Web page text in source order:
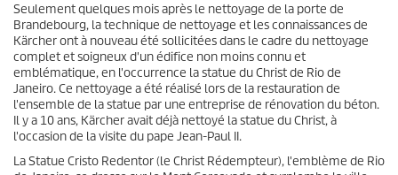
Seulement quelques mois après le nettoyage de la porte de
Brandebourg, la technique de nettoyage et les connaissances de
Kärcher ont à nouveau été sollicitées dans le cadre du nettoyage
complet et soigneux d'un édifice non moins connu et
emblématique, en l'occurrence la statue du Christ de Rio de
Janeiro. Ce nettoyage a été réalisé lors de la restauration de
l'ensemble de la statue par une entreprise de rénovation du béton.
Il y a 10 ans, Kärcher avait déjà nettoyé la statue du Christ, à
l'occasion de la visite du pape Jean-Paul II.
La Statue Cristo Redentor (le Christ Rédempteur), l'emblème de Rio